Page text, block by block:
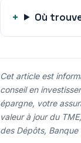
Où
Cet article est
conseil en
épargne, votre
valeur à jour du
des Dépôts,